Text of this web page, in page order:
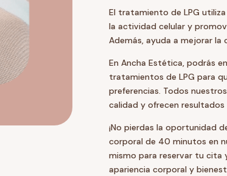
SESIONES
cantidad
El tratamiento de LPG
la actividad celular y
Además, ayuda a mejorar la
En Ancha Estética, podrás
tratamientos de LPG para
preferencias. Todos
calidad y ofrecen resultados
¡No pierdas la oportunidad
corporal de 40 minutos en
mismo para reservar tu cita
apariencia corporal y